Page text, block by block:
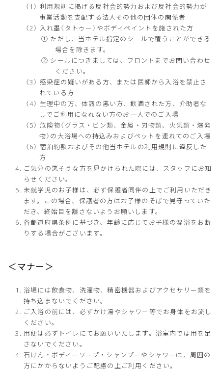
利用規則に掲げる反社会的勢力および反社会的勢力が
事業活動を支配する法人その他の団体の関係者
入れ墨（タトゥー）やボディペイントを施された方
① ただし、当ホテル指定のシールで覆うことができる
場合を除きます。
② シールにつきましては、フロントまでお問い合わせ
ください。
感染症の疑いがある方、または医師から入浴を禁止さ
れている方
生理中の方、体調の悪い方、飲酒された方、介助者な
しでご利用になれない方のお一人でのご入場
危険物（グラス・ビン類、金属・刃物類、火気類・爆発
物）の大浴場への持込みおよびペットを連れてのご入場
宿泊約款およびその他当ホテルの利用規則に違反した
方
ご気分の悪そうな方を見かけられた際には、スタッフにお知
らせください。
未就学児のお子様は、必ず保護者同伴の上でご利用いただき
ます。この場合、保護者の方はお子様のそばで見守っていた
だき、終始目を離さないようお願いします。
各都道府県条例に基づき、年齢に応じてお子様の混浴をお断
りする場合がございます。
＜マナー＞
浴場には飲食物、洗濯物、精密機器およびアクセサリー類を
持ち込まないでください。
ご入浴の前には、必ずかけ湯やシャワー等でお身体をお流し
ください。
用便は必ずトイレにてお願いいたします。浴室内では用を足
さないでください。
石けん・ボディーソープ・シャンプーやシャワーは、周囲の
方にかからないようご配慮の上ご利用ください。